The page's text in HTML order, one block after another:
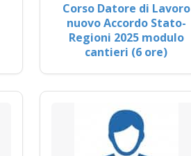
Corso Datore di Lavoro
nuovo Accordo Stato-
Regioni 2025 modulo
cantieri (6 ore)